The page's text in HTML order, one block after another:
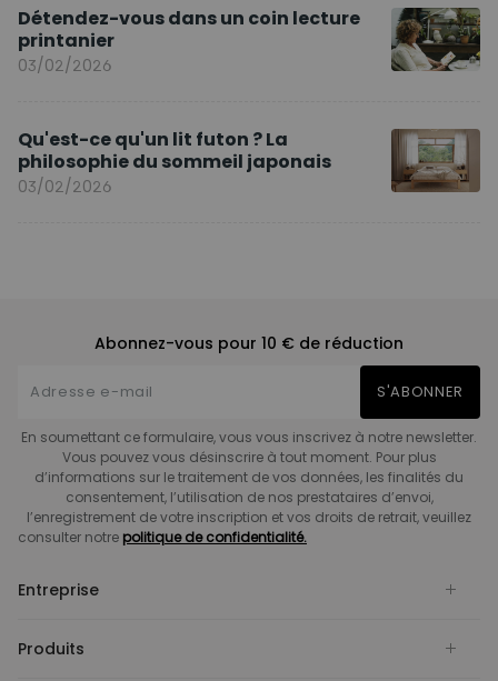
Détendez-vous dans un coin lecture
printanier
03/02/2026
Qu'est-ce qu'un lit futon ? La
philosophie du sommeil japonais
03/02/2026
Abonnez-vous pour 10 € de réduction
S'ABONNER
En soumettant ce formulaire, vous vous inscrivez à notre newsletter.
Vous pouvez vous désinscrire à tout moment. Pour plus
d’informations sur le traitement de vos données, les finalités du
consentement, l’utilisation de nos prestataires d’envoi,
l’enregistrement de votre inscription et vos droits de retrait, veuillez
consulter notre politique de confidentialité.
Entreprise
Produits